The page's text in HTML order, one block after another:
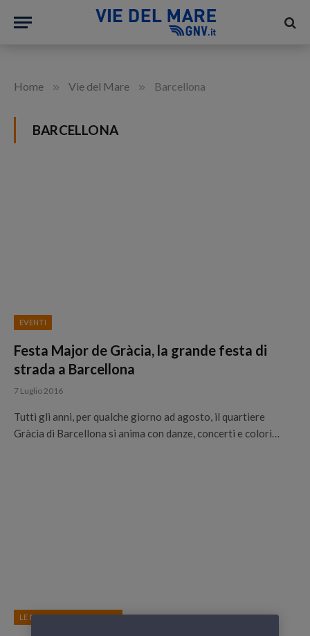
Home » Vie del Mare » Barcellona
BARCELLONA
EVENTI
Festa Major de Gràcia, la grande festa di
strada a Barcellona
7 Luglio 2016
Tutti gli anni, per qualche giorno ad agosto, il quartiere
Gràcia di Barcellona si anima con danze, concerti e colori…
LE NOSTRE DESTINAZIONI